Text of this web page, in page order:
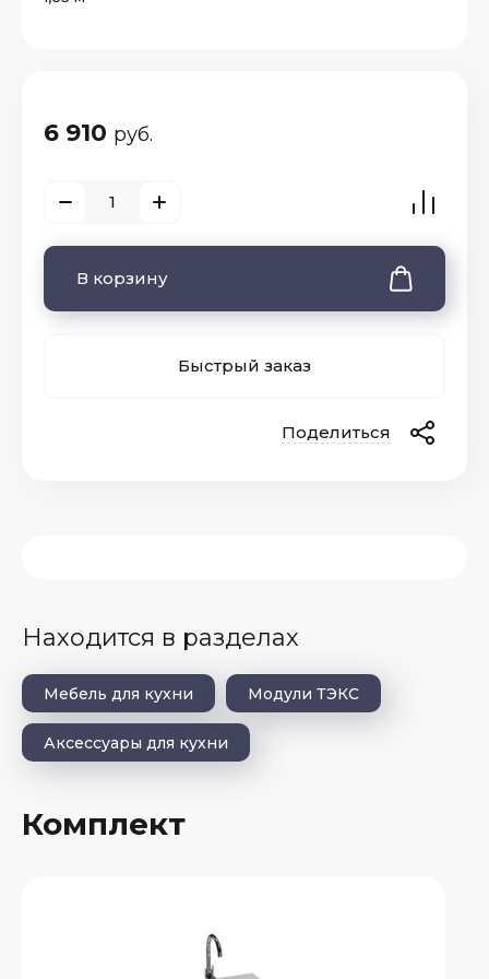
6 910 руб.
В корзину
Быстрый заказ
Поделиться
Находится в разделах
Мебель для кухни Модули ТЭКС
Аксессуары для кухни
Комплект